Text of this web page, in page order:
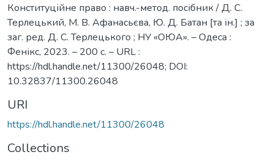
Конституційне право : навч.-метод. посібник / Д. С.
Терлецький, М. В. Афанасьєва, Ю. Д. Батан [та ін.] ; за
заг. ред. Д. С. Терлецького ; НУ «ОЮА». – Одеса :
Фенікс, 2023. – 200 с. – URL :
https://hdl.handle.net/11300/26048; DOI:
10.32837/11300.26048
URI
https://hdl.handle.net/11300/26048
Collections